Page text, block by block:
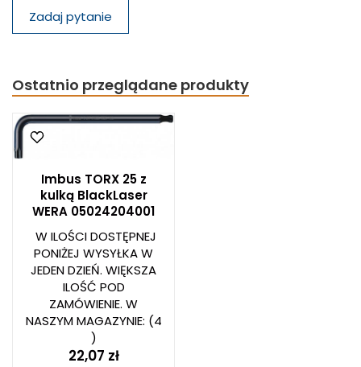
Zadaj pytanie
Ostatnio przeglądane produkty
Imbus TORX 25 z
kulką BlackLaser
WERA 05024204001
W ILOŚCI DOSTĘPNEJ
PONIŻEJ WYSYŁKA W
JEDEN DZIEŃ. WIĘKSZA
ILOŚĆ POD
ZAMÓWIENIE. W
NASZYM MAGAZYNIE: (4
)
22,07 zł